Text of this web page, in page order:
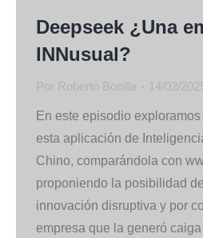
Deepseek ¿Una
INNusual?
Por Roberto Bonilla 14/02/
En este episodio
esta aplicación de
Chino, comparándola con
proponiendo la posibilidad
innovación disruptiva y por
empresa que la generó